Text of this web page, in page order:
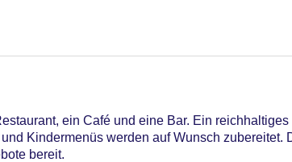
am Pool, Liegen am Pool,
ein Café und eine Bar. Ein
Kindermenüs werden auf Wunsch zubereitet.
bereit.